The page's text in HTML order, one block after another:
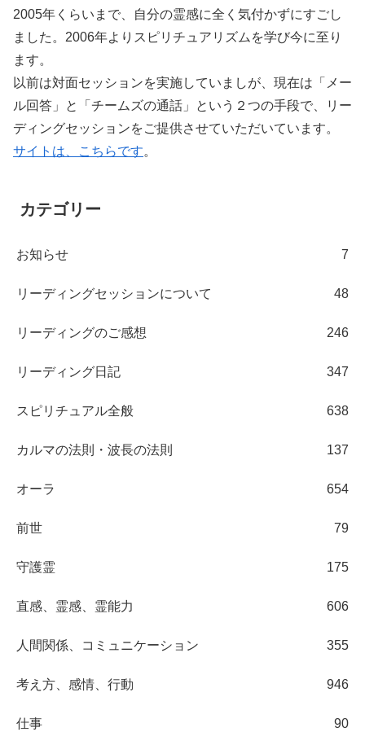
2005年くらいまで、自分の霊感に全く気付かずにすごし
ました。2006年よりスピリチュアリズムを学び今に至り
ます。
以前は対面セッションを実施していましが、現在は「メー
ル回答」と「チームズの通話」という２つの手段で、リー
ディングセッションをご提供させていただいています。
サイトは、こちらです。
カテゴリー
お知らせ 7
リーディングセッションについて 48
リーディングのご感想 246
リーディング日記 347
スピリチュアル全般 638
カルマの法則・波長の法則 137
オーラ 654
前世 79
守護霊 175
直感、霊感、霊能力 606
人間関係、コミュニケーション 355
考え方、感情、行動 946
仕事 90